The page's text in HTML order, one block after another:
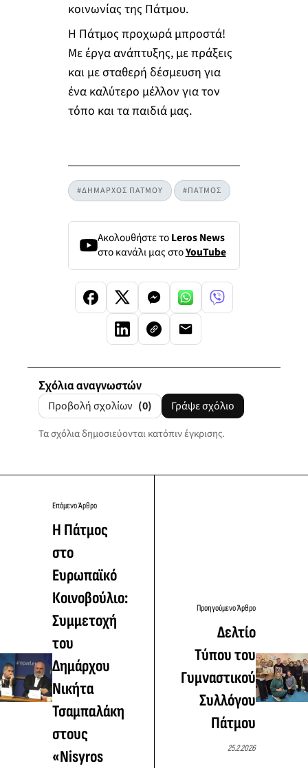
κοινωνίας της Πάτμου.
Η Πάτμος προχωρά μπροστά!
Με έργα ανάπτυξης, με πράξεις
και με σταθερή δέσμευση για
ένα καλύτερο μέλλον για τον
τόπο και τα παιδιά μας.
#ΔΗΜΑΡΧΟΣ ΠΑΤΜΟΥ #ΠΑΤΜΟΣ
Ακολουθήστε τοLeros News
στο κανάλι μας στοYouTube
Σχόλια αναγνωστών
Προβολή σχολίων (0) Γράψε σχόλιο
Τα σχόλια δημοσιεύονται κατόπιν έγκρισης.
Επόμενο Άρθρο
Η Πάτμος
στο
Ευρωπαϊκό
Κοινοβούλιο:
Συμμετοχή
του
Δημάρχου
Νικήτα
Τσαμπαλάκη
στους
«Nisyros
Προηγούμενο Άρθρο
Δελτίο
Τύπου του
Γυμναστικού
Συλλόγου
Πάτμου
25.2.2026